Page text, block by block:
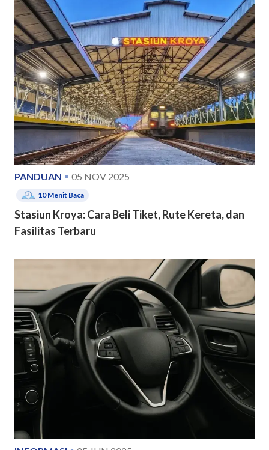
PANDUAN 05 NOV 2025
10Menit Baca
Stasiun Kroya: Cara Beli Tiket, Rute Kereta, dan
Fasilitas Terbaru